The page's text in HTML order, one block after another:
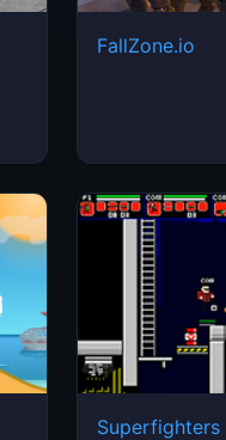
FallZone.io
Superfighters